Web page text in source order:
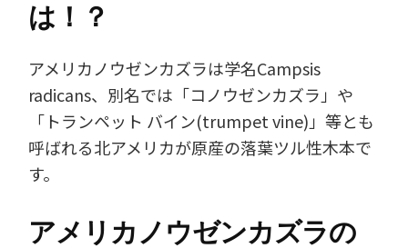
は！？
アメリカノウゼンカズラは学名Campsis
radicans、別名では「コノウゼンカズラ」や
「トランペット バイン(trumpet vine)」等とも
呼ばれる北アメリカが原産の落葉ツル性木本で
す。
アメリカノウゼンカズラの